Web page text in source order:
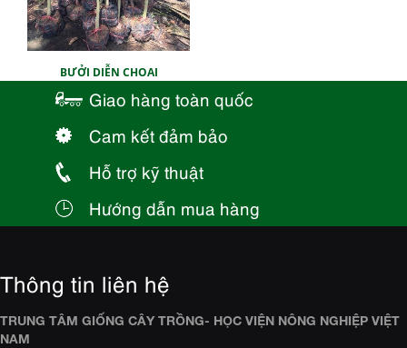
BƯỞI DIỄN CHOAI
Giao hàng toàn quốc
Cam kết đảm bảo
Hỗ trợ kỹ thuật
Hướng dẫn mua hàng
Thông tin liên hệ
TRUNG TÂM GIỐNG CÂY TRỒNG- HỌC VIỆN NÔNG NGHIỆP VIỆT
NAM